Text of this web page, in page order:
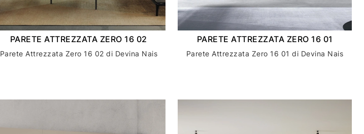
PARETE ATTREZZATA ZERO 16 02
Parete Attrezzata Zero 16 02 di Devina Nais
PARETE ATTREZZATA ZERO 16 01
Parete Attrezzata Zero 16 01 di Devina Nais